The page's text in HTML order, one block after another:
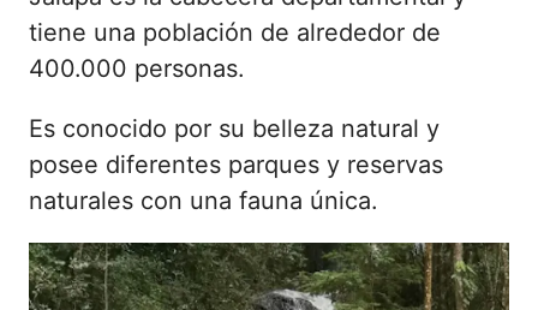
tiene una población de alrededor de
400.000 personas.
Es conocido por su belleza natural y
posee diferentes parques y reservas
naturales con una fauna única.